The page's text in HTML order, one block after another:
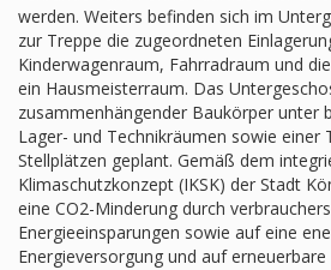
werden. Weiters befinden sich im
zur Treppe die zugeordneten
Kinderwagenraum, Fahrradraum und
ein Hausmeisterraum. Das
zusammenhängender Baukörper unter
Lager- und Technikräumen sowie einer
Stellplätzen geplant. Gemäß dem
Klimaschutzkonzept (IKSK) der Stadt
eine CO2-Minderung durch
Energieeinsparungen sowie auf eine
Energieversorgung und auf